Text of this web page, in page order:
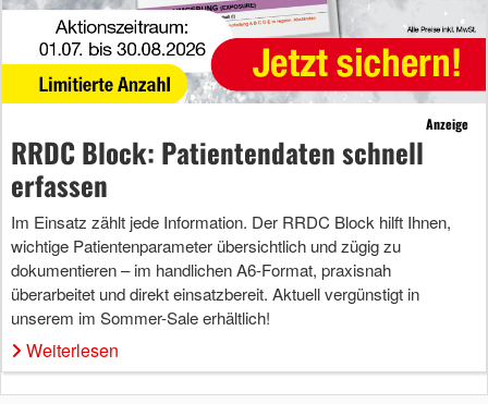
Anzeige
RRDC Block: Patientendaten schnell
erfassen
Im Einsatz zählt jede Information. Der RRDC Block hilft Ihnen,
wichtige Patientenparameter übersichtlich und zügig zu
dokumentieren – im handlichen A6-Format, praxisnah
überarbeitet und direkt einsatzbereit. Aktuell vergünstigt in
unserem im Sommer-Sale erhältlich!
Weiterlesen